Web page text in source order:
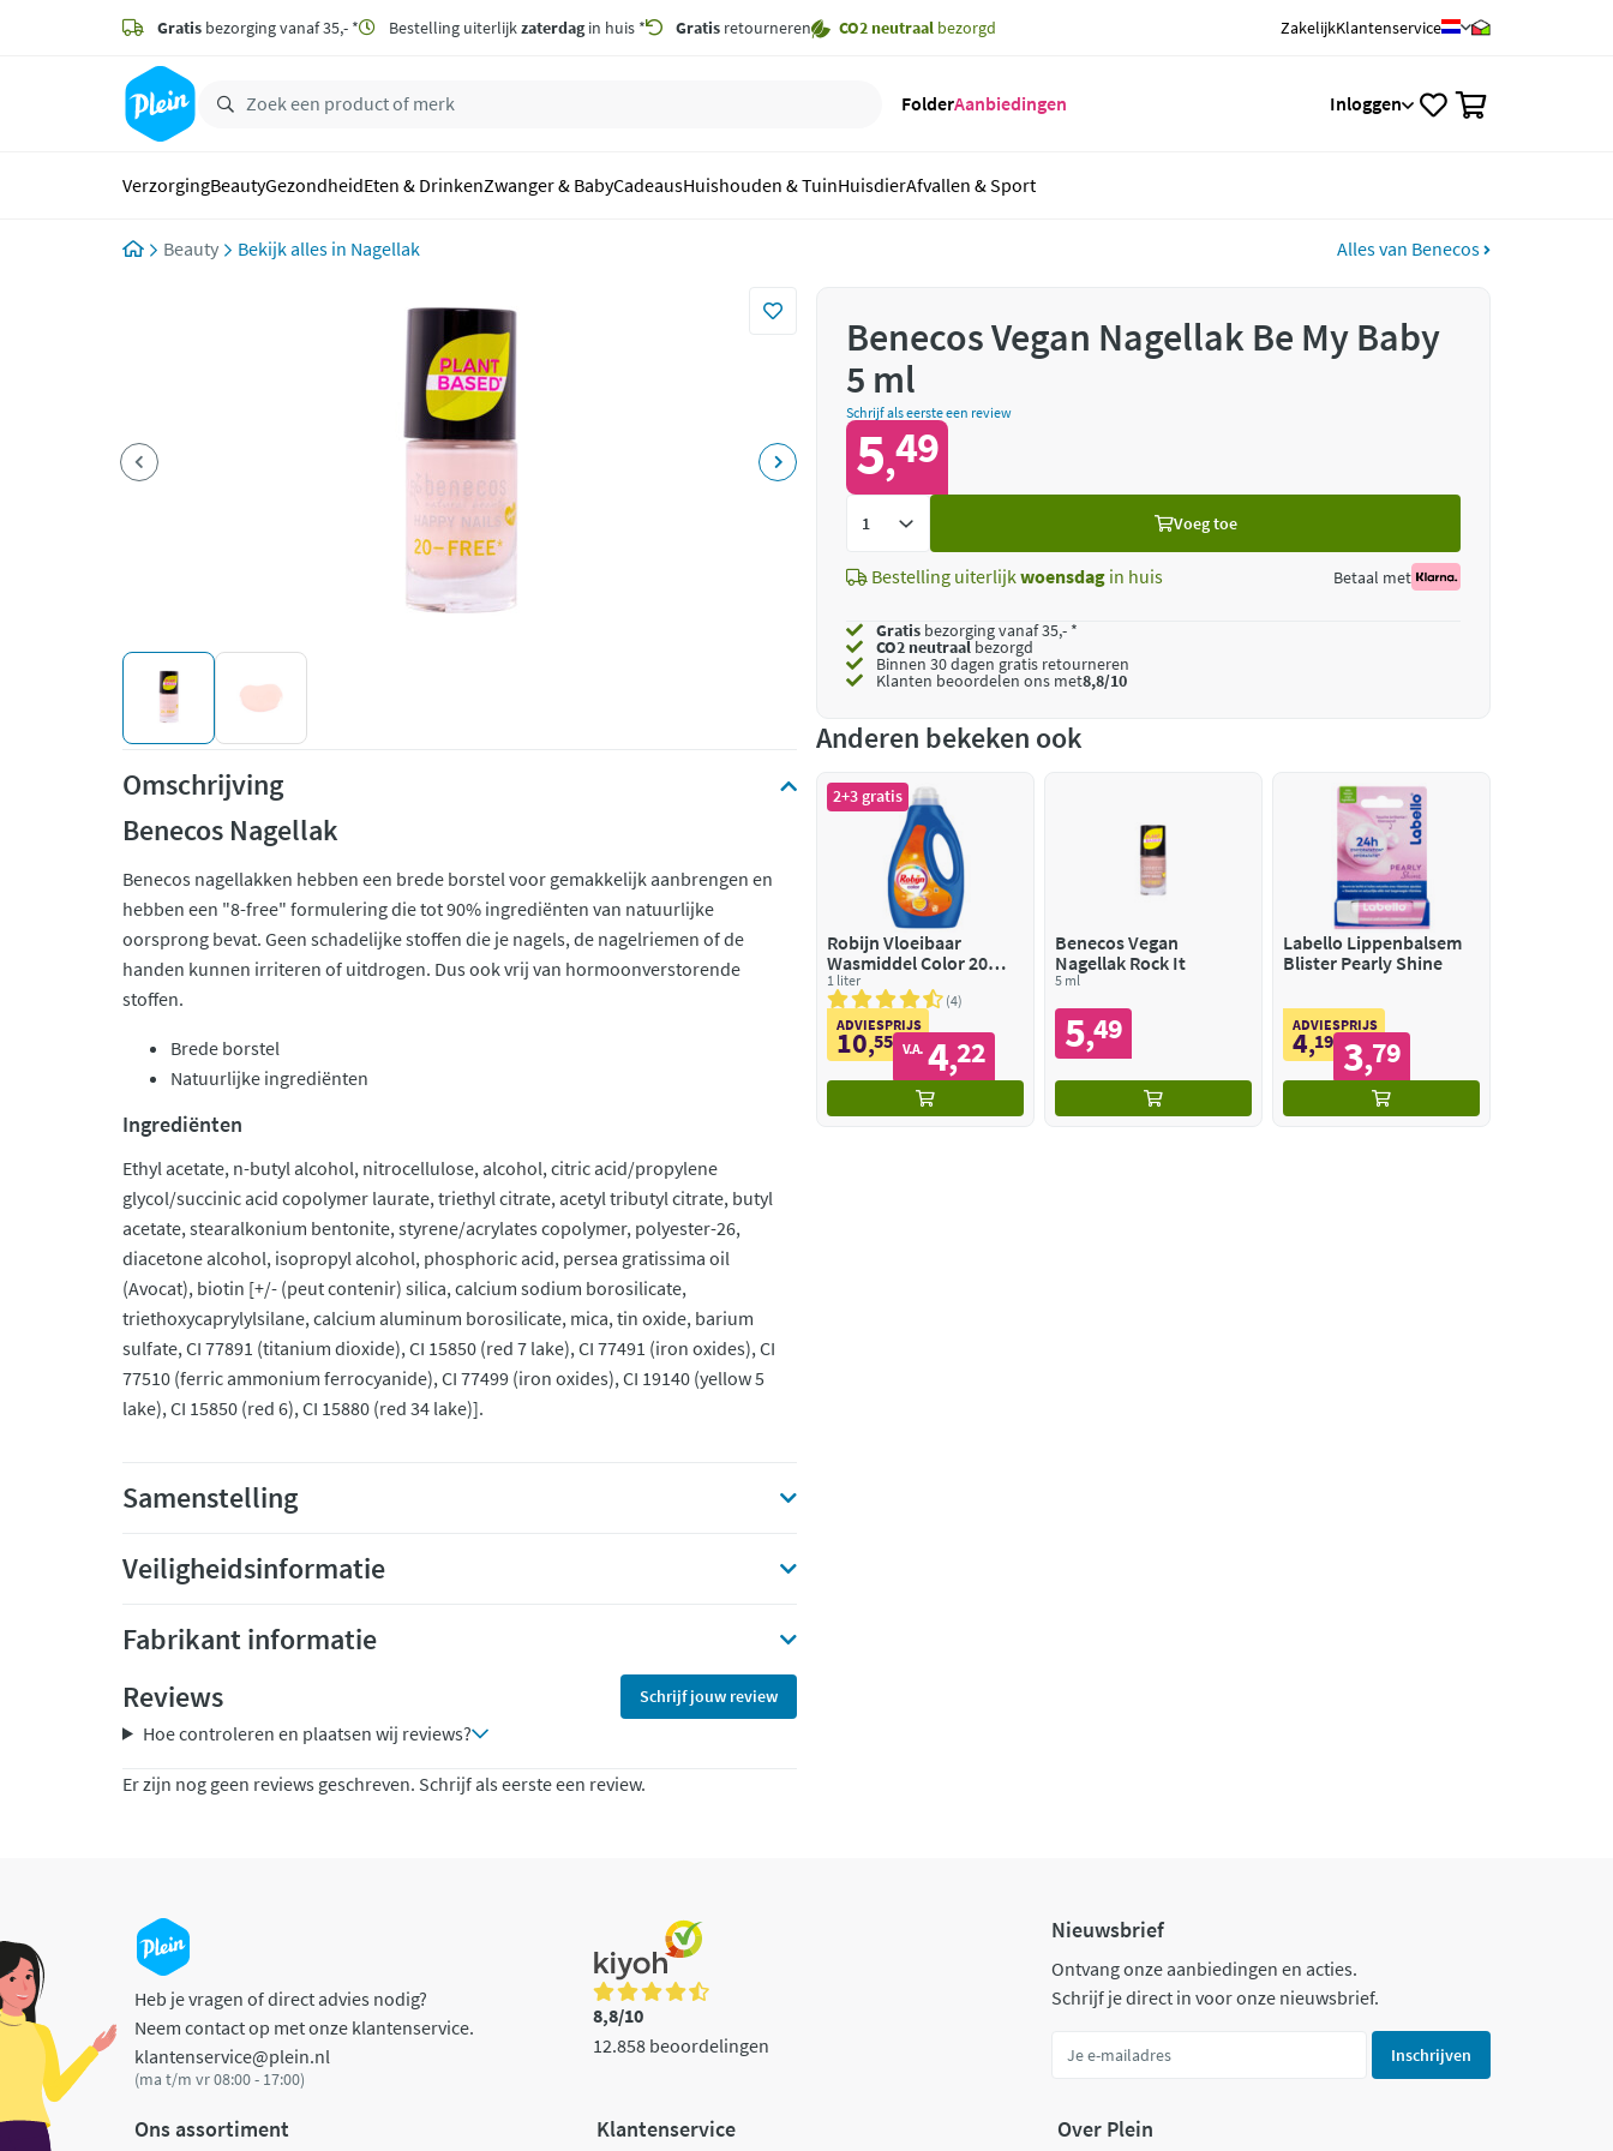
zoeken
hoofdinhoud
Gratis bezorging vanaf 35,- * Bestelling uiterlijkzaterdagin huis * Gratis retourneren CO2 neutraal bezorgd ZakelijkKlantenservice
FolderAanbiedingen Inloggen
VerzorgingBeautyGezondheidEten & DrinkenZwanger & BabyCadeausHuishouden & TuinHuisdierAfvallen & Sport
Beauty Nagellak Alles van Benecos
Omschrijving
Benecos Nagellak
Benecos nagellakken hebben een brede borstel voor gemakkelijk aanbrengen en
hebben een "8-free" formulering die tot 90% ingrediënten van natuurlijke
oorsprong bevat. Geen schadelijke stoffen die je nagels, de nagelriemen of de
handen kunnen irriteren of uitdrogen. Dus ook vrij van hormoonverstorende
stoffen.
Brede borstel
Natuurlijke ingrediënten
Ingrediënten
Ethyl acetate, n-butyl alcohol, nitrocellulose, alcohol, citric acid/propylene
glycol/succinic acid copolymer laurate, triethyl citrate, acetyl tributyl citrate, butyl
acetate, stearalkonium bentonite, styrene/acrylates copolymer, polyester-26,
diacetone alcohol, isopropyl alcohol, phosphoric acid, persea gratissima oil
(Avocat), biotin [+/- (peut contenir) silica, calcium sodium borosilicate,
triethoxycaprylylsilane, calcium aluminum borosilicate, mica, tin oxide, barium
sulfate, CI 77891 (titanium dioxide), CI 15850 (red 7 lake), CI 77491 (iron oxides), CI
77510 (ferric ammonium ferrocyanide), CI 77499 (iron oxides), CI 19140 (yellow 5
lake), CI 15850 (red 6), CI 15880 (red 34 lake)].
Samenstelling
Veiligheidsinformatie
Fabrikant informatie
Reviews
Schrijf jouw review
Hoe controleren en plaatsen wij reviews?
Er zijn nog geen reviews geschreven. Schrijf als eerste een review.
Benecos Vegan Nagellak Be My Baby
5 ml
Schrijf als eerste een review
5,49
Voeg toe
Bestelling uiterlijkwoensdag in huis Betaal met
Gratis bezorging vanaf 35,- *
CO2 neutraalbezorgd
Binnen 30 dagen gratis retourneren
Klanten beoordelen ons met8,8/10
Anderen bekeken ook
2+3 gratis
Robijn Vloeibaar
Wasmiddel Color 20
Wasbeurten
1 liter
4
ADVIESPRIJS
10,55 V.A. 4,22
Benecos Vegan
Nagellak Rock It
5 ml
5,49
Labello Lippenbalsem
Blister Pearly Shine
ADVIESPRIJS
4,19 3,79
Heb je vragen of direct advies nodig?
Neem contact op met onze klantenservice.
klantenservice@plein.nl
(ma t/m vr 08:00 - 17:00)
8,8/10
12.858 beoordelingen
Nieuwsbrief
Ontvang onze aanbiedingen en acties.
Schrijf je direct in voor onze nieuwsbrief.
Inschrijven
Ons assortiment Klantenservice Over Plein